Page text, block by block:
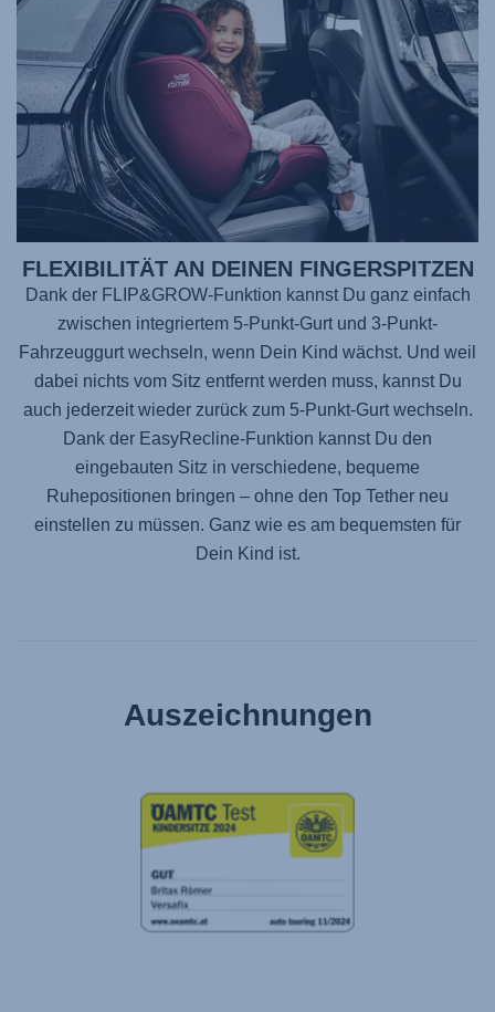
FLEXIBILITÄT AN DEINEN FINGERSPITZEN
Dank der FLIP&GROW-Funktion kannst Du ganz einfach
zwischen integriertem 5-Punkt-Gurt und 3-Punkt-
Fahrzeuggurt wechseln, wenn Dein Kind wächst. Und weil
dabei nichts vom Sitz entfernt werden muss, kannst Du
auch jederzeit wieder zurück zum 5-Punkt-Gurt wechseln.
Dank der EasyRecline-Funktion kannst Du den
eingebauten Sitz in verschiedene, bequeme
Ruhepositionen bringen – ohne den Top Tether neu
einstellen zu müssen. Ganz wie es am bequemsten für
Dein Kind ist.
Auszeichnungen